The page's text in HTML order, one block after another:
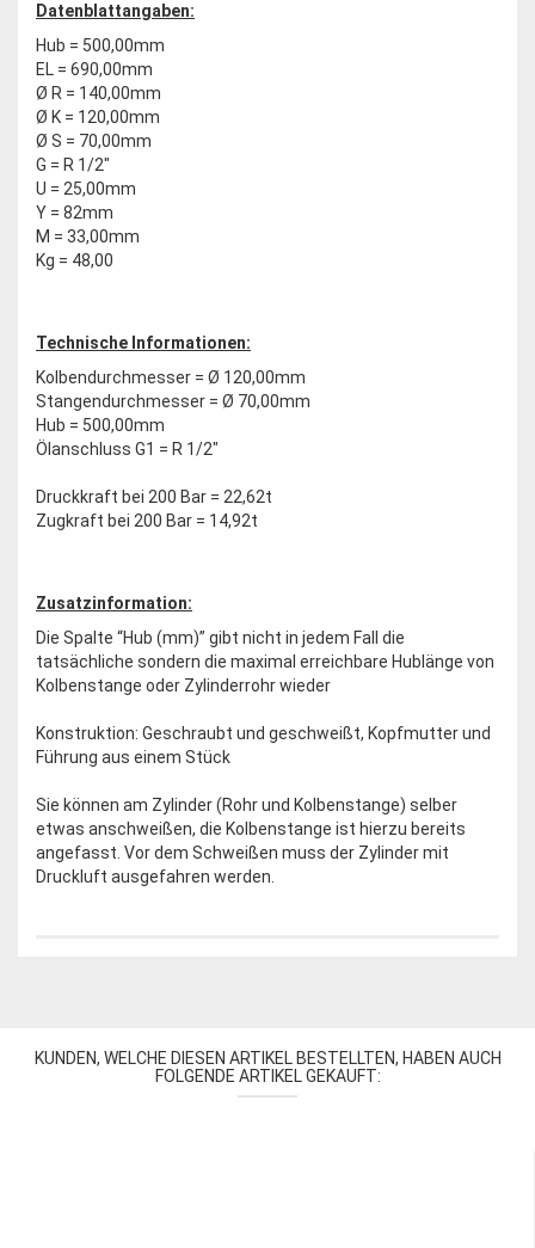
Datenblattangaben:
Hub = 500,00mm
EL = 690,00mm
Ø R = 140,00mm
Ø K = 120,00mm
Ø S = 70,00mm
G = R 1/2"
U = 25,00mm
Y = 82mm
M = 33,00mm
Kg = 48,00
Technische Informationen:
Kolbendurchmesser = Ø 120,00mm
Stangendurchmesser = Ø 70,00mm
Hub = 500,00mm
Ölanschluss G1 = R 1/2"
Druckkraft bei 200 Bar = 22,62t
Zugkraft bei 200 Bar = 14,92t
Zusatzinformation:
Die Spalte “Hub (mm)” gibt nicht in jedem Fall die
tatsächliche sondern die maximal erreichbare Hublänge von
Kolbenstange oder Zylinderrohr wieder
Konstruktion: Geschraubt und geschweißt, Kopfmutter und
Führung aus einem Stück
Sie können am Zylinder (Rohr und Kolbenstange) selber
etwas anschweißen, die Kolbenstange ist hierzu bereits
angefasst. Vor dem Schweißen muss der Zylinder mit
Druckluft ausgefahren werden.
KUNDEN, WELCHE DIESEN ARTIKEL BESTELLTEN, HABEN AUCH
FOLGENDE ARTIKEL GEKAUFT: